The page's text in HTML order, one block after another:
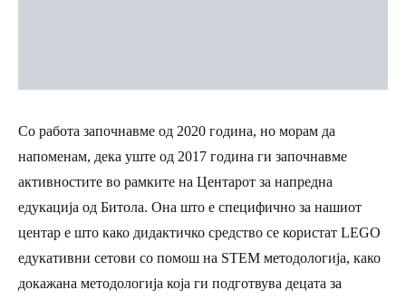
Со работа започнавме од 2020 година, но морам да
напоменам, дека уште од 2017 година ги започнавме
активностите во рамките на Центарот за напредна
едукација од Битола. Она што е специфично за нашиот
центар е што како дидактичко средство се користат LEGO
едукативни сетови со помош на STEM методологија, како
докажана методологија која ги подготвува децата за